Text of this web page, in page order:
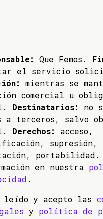
Que Femos.
el servicio
mientras se
comercial u
Destinatarios:
no
a terceros, salvo
Derechos:
acceso,
supresión,
portabilidad.
en nuestra
.
leído y acepto las
y política de